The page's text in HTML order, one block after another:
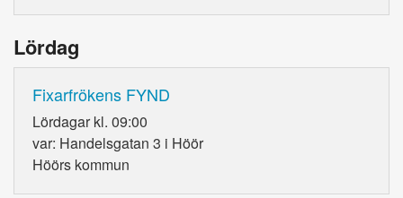
Lördag
Fixarfrökens FYND
Lördagar kl. 09:00
var: Handelsgatan 3 i Höör
Höörs kommun